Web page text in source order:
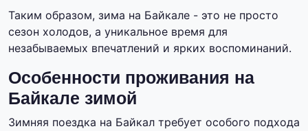
Таким образом, зима на Байкале - это не просто
сезон холодов, а уникальное время для
незабываемых впечатлений и ярких воспоминаний.
Особенности проживания на
Байкале зимой
Зимняя поездка на Байкал требует особого подхода